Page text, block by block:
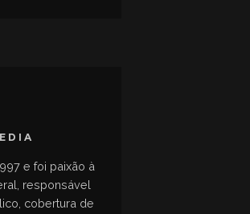
e foi paixão à
responsável
cobertura de